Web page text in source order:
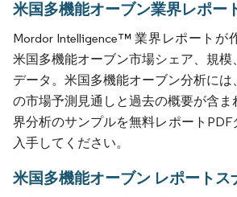
米国多機能オーブン業界レポー
Mordor Intelligence™ 業界レポートが
米国多機能オーブン市場シェア、規
データ。米国多機能オーブン分析には
の市場予測見通しと過去の概要が含ま
界分析のサンプルを無料レポートPDF
入手してください。
米国多機能オーブン レポートス